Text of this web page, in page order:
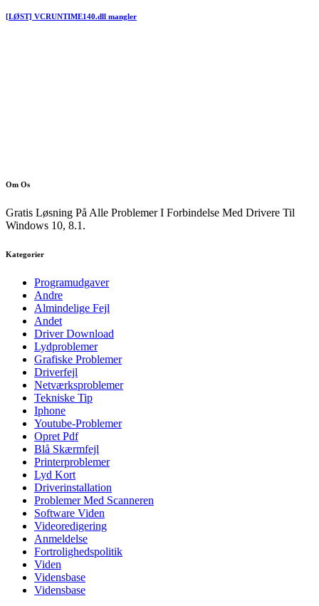
[LØST] VCRUNTIME140.dll mangler
Om Os
Gratis Løsning På Alle Problemer I Forbindelse Med Drivere Til
Windows 10, 8.1.
Kategorier
Programudgaver
Andre
Almindelige Fejl
Andet
Driver Download
Lydproblemer
Grafiske Problemer
Driverfejl
Netværksproblemer
Tekniske Tip
Iphone
Youtube-Problemer
Opret Pdf
Blå Skærmfejl
Printerproblemer
Lyd Kort
Driverinstallation
Problemer Med Scanneren
Software Viden
Videoredigering
Anmeldelse
Fortrolighedspolitik
Viden
Vidensbase
Vidensbase